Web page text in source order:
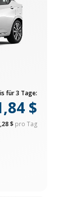
für 3 Tage:
$
$ pro Tag